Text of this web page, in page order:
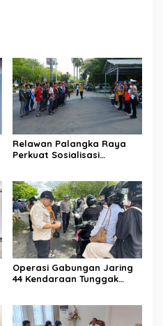
Relawan Palangka Raya
Perkuat Sosialisasi
Operasi Gabungan Jaring
44 Kendaraan Tunggak